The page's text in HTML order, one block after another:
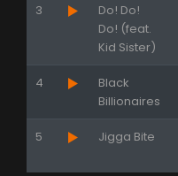
3
Do! Do!
Do! (feat.
Kid Sister)
4
Black
Billionaires
5 Jigga Bite